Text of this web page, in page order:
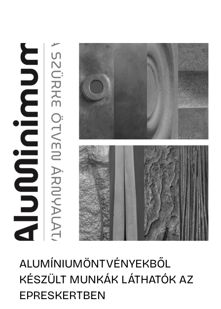
ALUMÍNIUMÖNTVÉNYEKBŐL
KÉSZÜLT MUNKÁK LÁTHATÓK AZ
EPRESKERTBEN